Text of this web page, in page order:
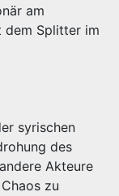
am
dem Splitter im
syrischen
des
Akteure
zu